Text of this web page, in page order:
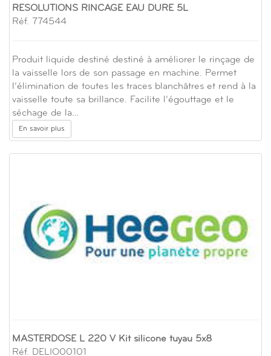
RESOLUTIONS RINCAGE EAU DURE 5L
Réf. 774544
Produit liquide destiné destiné à améliorer le rinçage de
la vaisselle lors de son passage en machine. Permet
l’élimination de toutes les traces blanchâtres et rend à la
vaisselle toute sa brillance. Facilite l’égouttage et le
séchage de la…
En savoir plus
MASTERDOSE L 220 V Kit silicone tuyau 5x8
Réf. DELIO00101